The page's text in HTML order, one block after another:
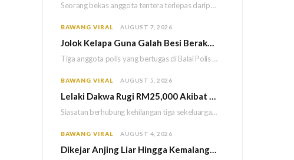
Seorang bekas anggota tentera terlepas daripada hukuman gantung selepas Mahkamah Persekutuan memutuskan untuk menggantikan hukuman…
BAWANG VIRAL AUGUST 7, 2026
Jolok Kelapa Guna Galah Besi Berakhir Tragedi, Tiga Polis Maut Terkena Renjatan Elektrik
Tiga anggota polis yang bertugas di Balai Polis Weston maut selepas dipercayai terkena renjatan elektrik…
BAWANG VIRAL AUGUST 5, 2026
Lelaki Dakwa Rugi RM25,000 Akibat Hutang Kutu, Polis Siasat Kaitan Dengan Kehilangan Tiga Beranak
Siasatan berhubung kehilangan tiga sekeluarga di Bukit Kayu Hitam kini memasuki perkembangan baharu apabila polis…
BAWANG VIRAL AUGUST 4, 2026
Dikejar Anjing Liar Hingga Kemalangan, Mekanik Berdepan Risiko Kecederaan Otak Kekal